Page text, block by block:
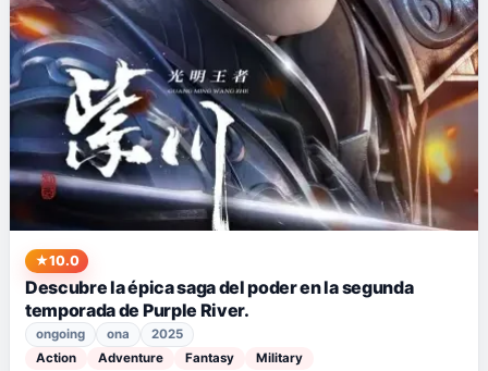
10.0
Descubre la épica saga del poder en la segunda
temporada de Purple River.
ongoing ona
2025
Action
Adventure Fantasy Military